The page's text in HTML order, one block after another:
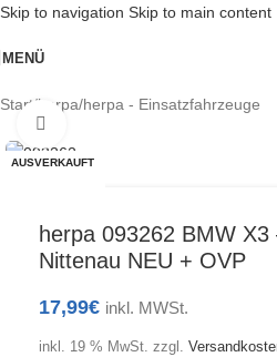
Skip to navigation Skip to main content
MENÜ
Start/herpa/herpa - Einsatzfahrzeuge
AUSVERKAUFT
herpa 093262 BMW
Nittenau NEU + OVP
17,99€ inkl. MWSt.
inkl. 19 % MwSt. zzgl.